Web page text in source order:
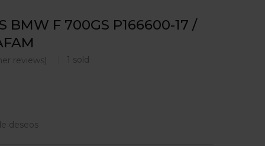
BMW F 700GS P166600-17 /
reviews) 1 sold
deseos